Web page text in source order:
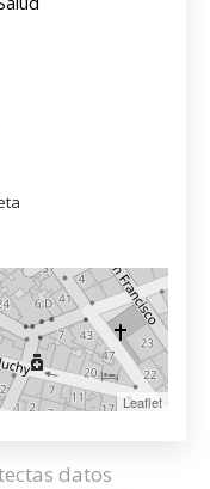
Leaflet
datos